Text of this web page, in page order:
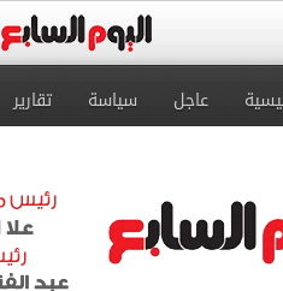
عاجل سياسة تقارير